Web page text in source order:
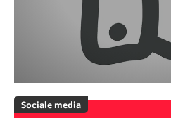
Sociale media